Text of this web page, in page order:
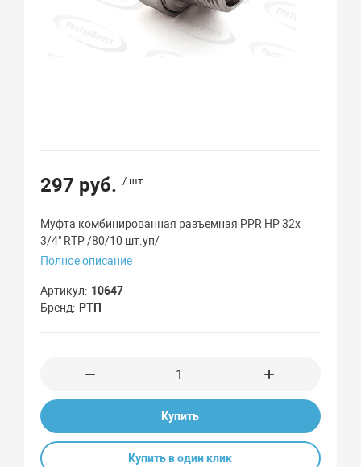
297 руб. / шт.
Муфта комбинированная разъемная PPR НР 32х
3/4" RTP /80/10 шт.уп/
Полное описание
Артикул
10647
Бренд
РТП
Купить
Купить в один клик